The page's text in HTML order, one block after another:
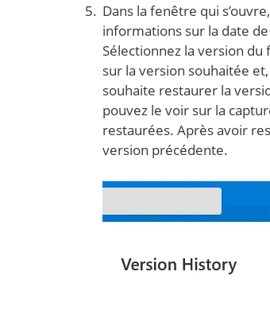
Dans la fenêtre qui
informations sur la date
Sélectionnez la version
sur la version souhaitée
souhaite restaurer la
pouvez le voir sur la
restaurées. Après avoir
version précédente.